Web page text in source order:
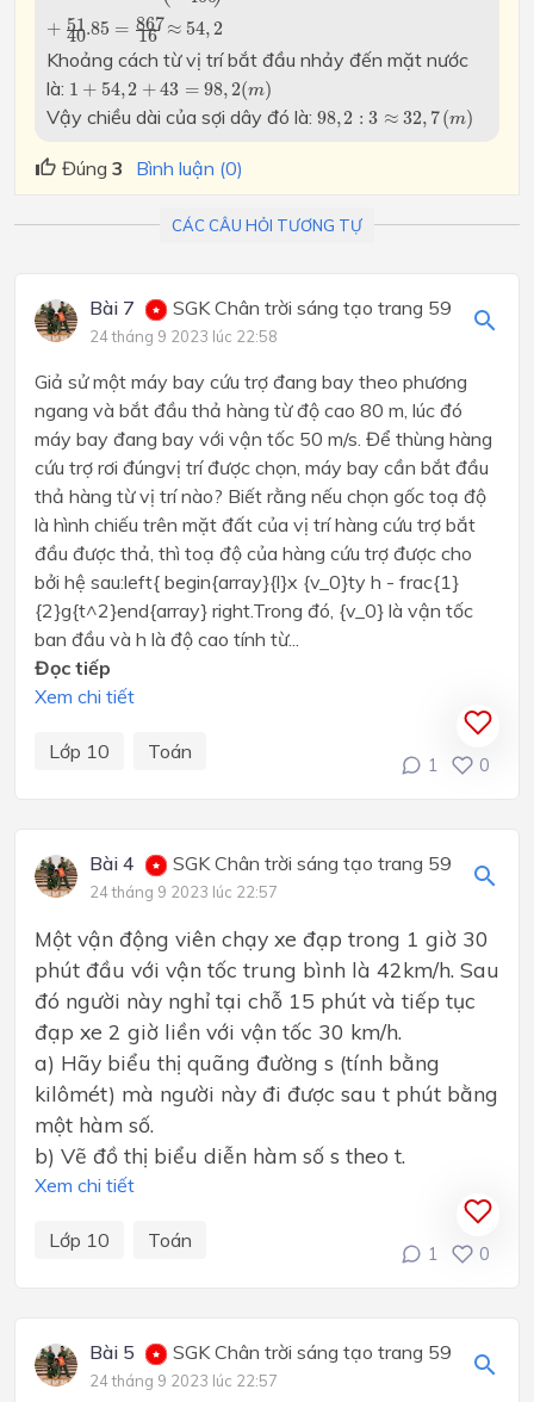
+ 51
40.85 = 867
16 ≈ 54,2
Khoảng cách từ vị trí bắt đầu nhảy đến mặt nước
là: 1 + 54,2 +43 = 98,2(m)
1 + 54, 2+ 43= ,2( m)
Vậy chiều dài của sợi dây đó là: 98,2 : 3 ≈ 32, 7(m)
98 2 3≈ 32,7( m )
Đúng 3 Bình luận (0)
CÁC CÂU HỎI TƯƠNG TỰ
Bài 7 SGK Chân trời sáng tạo trang 59
24 tháng 9 2023 lúc 22:58
Giả sử một máy bay cứu trợ đang bay theo phương
ngang và bắt đầu thả hàng từ độ cao 80 m, lúc đó
máy bay đang bay với vận tốc 50 m/s. Để thùng hàng
cứu trợ rơi đúngvị trí được chọn, máy bay cần bắt đầu
thả hàng từ vị trí nào? Biết rằng nếu chọn gốc toạ độ
là hình chiếu trên mặt đất của vị trí hàng cứu trợ bắt
đầu được thả, thì toạ độ của hàng cứu trợ được cho
bởi hệ sau:left{ begin{array}{l}x {v_0}ty h - frac{1}
{2}g{t^2}end{array} right.Trong đó, {v_0} là vận tốc
ban đầu và h là độ cao tính từ...
Đọc tiếp
Xem chi tiết
Lớp 10 Toán
1 0
Bài 4 SGK Chân trời sáng tạo trang 59
24 tháng 9 2023 lúc 22:57
Một vận động viên chạy xe đạp trong 1 giờ 30
phút đầu với vận tốc trung bình là 42km/h. Sau
đó người này nghỉ tại chỗ 15 phút và tiếp tục
đạp xe 2 giờ liền với vận tốc 30 km/h.
a) Hãy biểu thị quãng đường s (tính bằng
kilômét) mà người này đi được sau t phút bằng
một hàm số.
b) Vẽ đồ thị biểu diễn hàm số s theo t.
Xem chi tiết
Lớp 10 Toán
1 0
Bài 5 SGK Chân trời sáng tạo trang 59
24 tháng 9 2023 lúc 22:57